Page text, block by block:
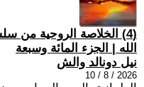
(4) الخلاصة الروحية من
الله | الجزء المائة وسبعة
نيل دونالد والش
2026 / 8 / 10